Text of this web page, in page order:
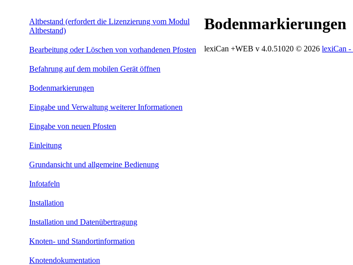
Altbestand (erfordert die Lizenzierung vom Modul
Altbestand)
Bearbeitung oder Löschen von vorhandenen Pfosten
Befahrung auf dem mobilen Gerät öffnen
Bodenmarkierungen
Eingabe und Verwaltung weiterer Informationen
Eingabe von neuen Pfosten
Einleitung
Grundansicht und allgemeine Bedienung
Infotafeln
Installation
Installation und Datenübertragung
Knoten- und Standortinformation
Knotendokumentation
Bodenmarkierungen
lexiCan +WEB v 4.0.51020 © 2026lexiCan -